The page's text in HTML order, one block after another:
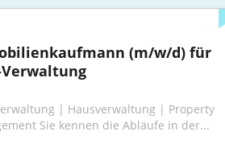
(m/w/d) für
Verwaltung
| Hausverwaltung | Property
Sie kennen die Abläufe in der...